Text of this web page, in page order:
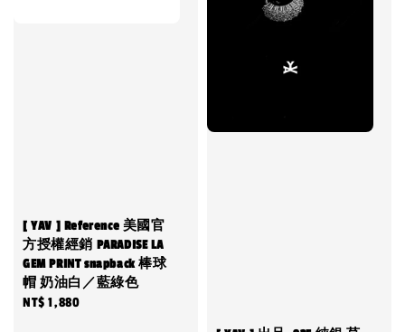
[ YAV ] Reference 美國官
方授權經銷 PARADISE LA
GEM PRINT snapback 棒球
帽 奶油白／藍綠色
Regular
NT$ 1,880